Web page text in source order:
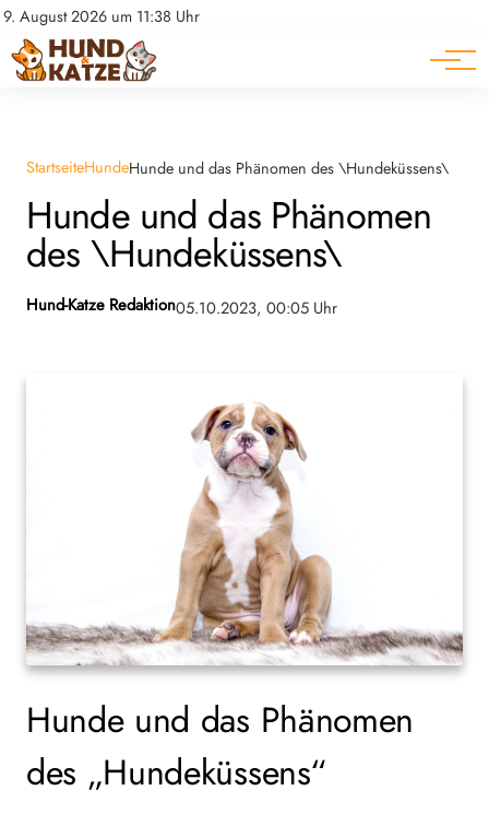
9. August 2026 um 11:38 Uhr
Datenschutz
Impressum
Pferde
Ratgeber
StartseiteHundeHunde und das Phänomen des \Hundeküssens\
Hunde und das Phänomen
des \Hundeküssens\
Hund-Katze Redaktion05.10.2023, 00:05 Uhr
Hunde und das Phänomen
des „Hundeküssens“